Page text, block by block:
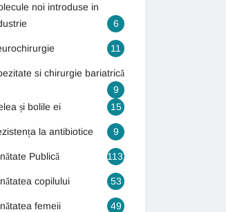
Numărul copiilor care suferă de autism
noi introduse in
6
11
si chirurgie bariatrică
9
și bolile ei
15
la antibiotice 9
Publică 1131
copilului 53
femeii 49